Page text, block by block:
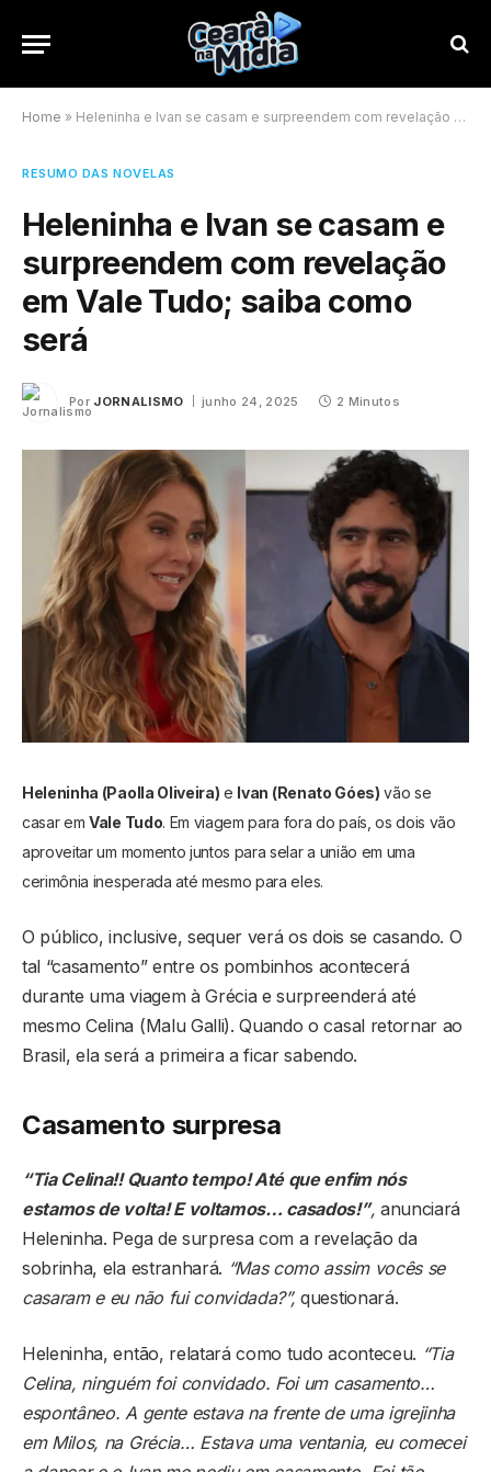
Home » Heleninha e Ivan se casam e surpreendem com revelação em Vale Tudo; saiba como será
RESUMO DAS NOVELAS
Heleninha e Ivan se casam e
surpreendem com revelação
em Vale Tudo; saiba como
será
Por JORNALISMO junho 24, 2025 2 Minutos
Heleninha (Paolla Oliveira) e Ivan (Renato Góes) vão se
casar emVale Tudo. Em viagem para fora do país, os dois vão
aproveitar um momento juntos para selar a união em uma
cerimônia inesperada até mesmo para eles.
O público, inclusive, sequer verá os dois se casando. O
tal “casamento” entre os pombinhos acontecerá
durante uma viagem à Grécia e surpreenderá até
mesmo Celina (Malu Galli). Quando o casal retornar ao
Brasil, ela será a primeira a ficar sabendo.
Casamento surpresa
“Tia Celina!! Quanto tempo! Até que enfim nós
estamos de volta! E voltamos… casados!”, anunciará
Heleninha. Pega de surpresa com a revelação da
sobrinha, ela estranhará. “Mas como assim vocês se
casaram e eu não fui convidada?”, questionará.
Heleninha, então, relatará como tudo aconteceu. “Tia
Celina, ninguém foi convidado. Foi um casamento…
espontâneo. A gente estava na frente de uma igrejinha
em Milos, na Grécia… Estava uma ventania, eu comecei